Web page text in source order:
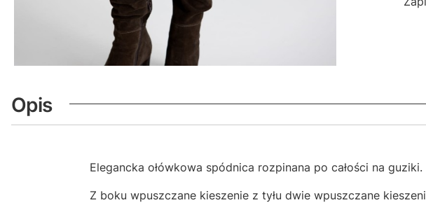
Opis
Elegancka ołówkowa spódnica rozpinana po całości na
Z boku wpuszczane kieszenie z tyłu dwie wpuszczane